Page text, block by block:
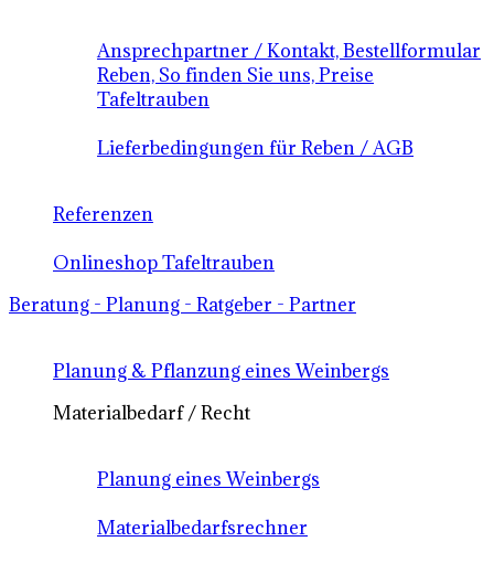
Ansprechpartner / Kontakt, Bestellformular
Reben, So finden Sie uns, Preise
Tafeltrauben
Lieferbedingungen für Reben / AGB
Referenzen
Onlineshop Tafeltrauben
Beratung - Planung - Ratgeber - Partner
Planung & Pflanzung eines Weinbergs
Materialbedarf / Recht
Planung eines Weinbergs
Materialbedarfsrechner